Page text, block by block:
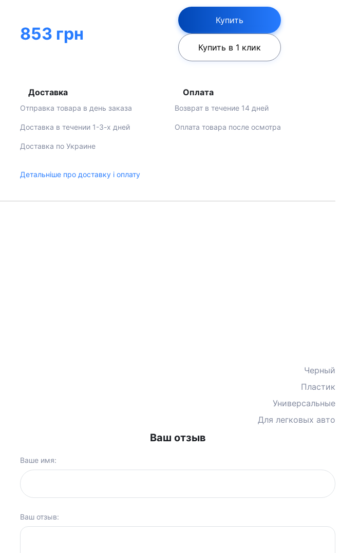
853 грн
Купить
Купить в 1 клик
Доставка
Отправка товара в день заказа
Доставка в течении 1-3-х дней
Доставка по Украине
Оплата
Возврат в течение 14 дней
Оплата товара после осмотра
Детальніше про доставку і оплату
Черный
Пластик
Универсальные
Для легковых авто
Ваш отзыв
Ваше имя:
Ваш отзыв: